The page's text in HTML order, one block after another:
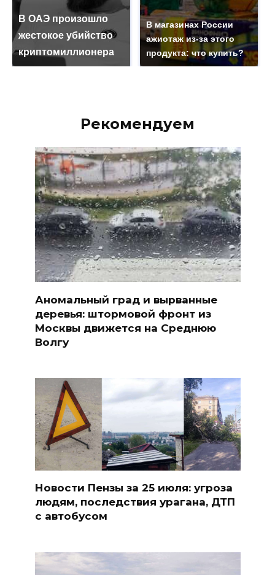
В ОАЭ произошло
жестокое убийство
криптомиллионера
В магазинах России
ажиотаж из-за этого
продукта: что купить?
Рекомендуем
Аномальный град и вырванные
деревья: штормовой фронт из
Москвы движется на Среднюю
Волгу
Новости Пензы за 25 июля: угроза
людям, последствия урагана, ДТП
с автобусом